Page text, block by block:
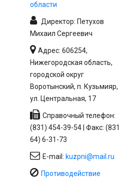
области
Директор: Петухов
Михаил Сергеевич
Адрес: 606254,
Нижегородская область,
городской округ
Воротынский, п. Кузьмияр,
ул. Центральная, 17
Справочный телефон:
(831) 454-39-54 | Факс: (831
64) 6-31-73
E-mail: kuzpni@mail.ru
Противодействие